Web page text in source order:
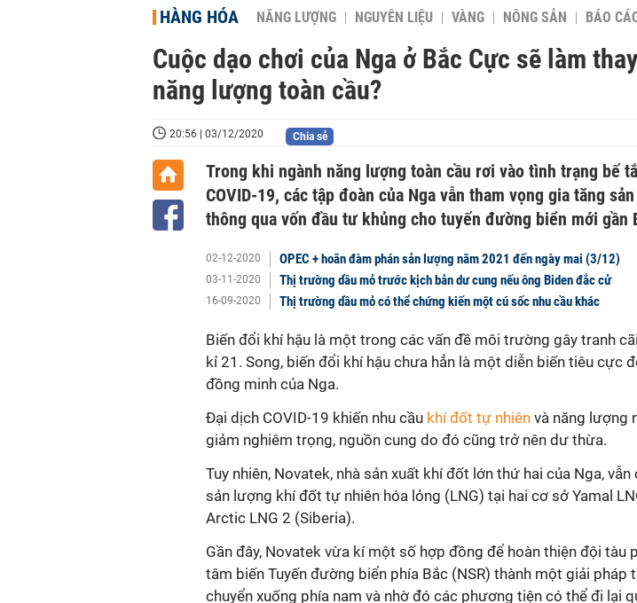
HÀNG HÓA NĂNG LƯỢNG NGUYÊN LIỆU VÀNG NÔNG SẢN BÁO
Cuộc dạo chơi của Nga ở Bắc Cực sẽ làm
năng lượng toàn cầu?
20:56 | 03/12/2020 Chia sẻ
Trong khi ngành năng lượng toàn cầu rơi vào tình trạng bế
COVID-19, các tập đoàn của Nga vẫn tham vọng gia tăng
thông qua vốn đầu tư khủng cho tuyến đường biển mới gần
02-12-2020 OPEC + hoãn đàm phán sản lượng năm 2021 đến ngày mai (3/12)
03-11-2020 Thị trường dầu mỏ trước kịch bản dư cung nếu ông Biden đắc cử
16-09-2020 Thị trường dầu mỏ có thể chứng kiến một cú sốc nhu cầu khác
Biến đổi khí hậu là một trong các vấn đề môi trường gây tranh
kỉ 21. Song, biến đổi khí hậu chưa hẳn là một diễn biến tiêu cực
đồng minh của Nga.
Đại dịch COVID-19 khiến nhu cầu khí đốt tự nhiên và năng lượng
giảm nghiêm trọng, nguồn cung do đó cũng trở nên dư thừa.
Tuy nhiên, Novatek, nhà sản xuất khí đốt lớn thứ hai của Nga, vẫn
sản lượng khí đốt tự nhiên hóa lỏng (LNG) tại hai cơ sở Yamal
Arctic LNG 2 (Siberia).
Gần đây, Novatek vừa kí một số hợp đồng để hoàn thiện đội tàu
tâm biến Tuyến đường biển phía Bắc (NSR) thành một giải pháp
chuyển xuống phía nam và nhờ đó các phương tiện có thể đi lại